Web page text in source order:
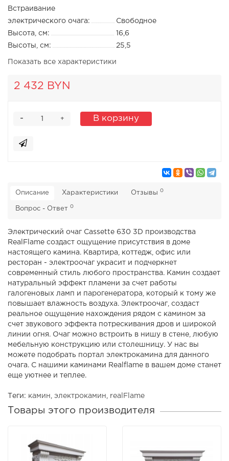
Встраивание
электрического очага:
Свободное
Высота, см:
16,6
Высоты, см:
25,5
Показать все характеристики
2 432 BYN
+
- В корзину
Описание Характеристики Отзывы 0
Вопрос - Ответ 0
Электрический очаг Cassette 630 3D производства
RealFlame создаст ощущение присутствия в доме
настоящего камина. Квартира, коттедж, офис или
ресторан - электроочаг украсит и подчеркнет
современный стиль любого пространства. Камин создает
натуральный эффект пламени за счет работы
галогеновых ламп и парогенератора, который к тому же
повышает влажность воздуха. Электроочаг, создаст
реальное ощущение нахождения рядом с камином за
счет звукового эффекта потрескивания дров и широкой
линии огня. Очаг можно встроить в нишу в стене, любую
мебельную конструкцию или столешницу. У нас вы
можете подобрать портал электрокамина для данного
очага. С нашими каминами Realflame в вашем доме станет
еще уютнее и теплее.
Теги: камин электрокамин realFlame
Товары этого производителя